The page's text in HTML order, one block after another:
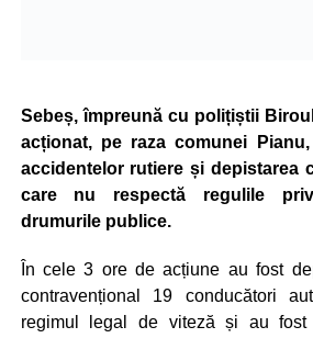
Sebeș, împreună cu polițiștii
acționat, pe raza comunei
accidentelor rutiere și depistarea
care nu respectă regulile
drumurile publice.
În cele 3 ore de acțiune au fost
contravențional 19 conducători
regimul legal de viteză și au fost